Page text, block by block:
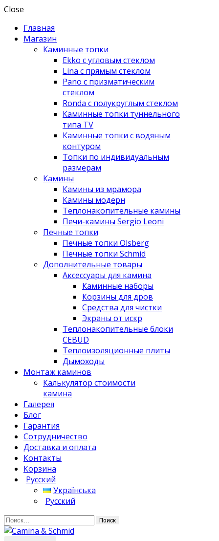
Close
Главная
Магазин
Каминные топки
Ekko с угловым стеклом
Lina с прямым стеклом
Pano с призматическим
стеклом
Ronda с полукруглым стеклом
Каминные топки туннельного
типа TV
Каминные топки с водяным
контуром
Топки по индивидуальным
размерам
Камины
Камины из мрамора
Камины модерн
Теплонакопительные камины
Печи-камины Sergio Leoni
Печные топки
Печные топки Olsberg
Печные топки Schmid
Дополнительные товары
Аксессуары для камина
Каминные наборы
Корзины для дров
Средства для чистки
Экраны от искр
Теплонакопительные блоки
CEBUD
Теплоизоляционные плиты
Дымоходы
Монтаж каминов
Калькулятор стоимости
камина
Галерея
Блог
Гарантия
Сотрудничество
Доставка и оплата
Контакты
Корзина
Русский
Українська
Русский
Найти: